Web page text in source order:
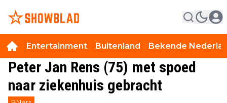
Entertainment Buitenland Bekende
Peter Jan Rens (75) met spoed
naar ziekenhuis gebracht